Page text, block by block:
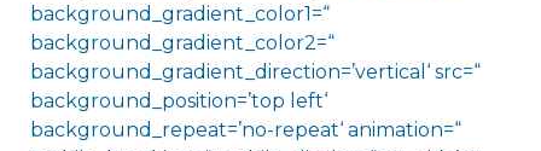
background_gradient_color1=“
background_gradient_color2=“
background_gradient_direction=’vertical‘ src=“
background_position=’top left‘
background_repeat=’no-repeat‘ animation=“